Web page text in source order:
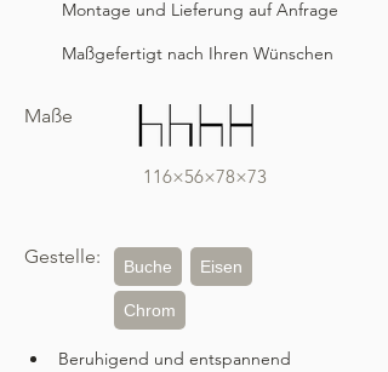
Montage und Lieferung auf Anfrage
Maßgefertigt nach Ihren Wünschen
Maße
116×56×78×73
Gestelle: Buche Eisen
Chrom
Beruhigend und entspannend